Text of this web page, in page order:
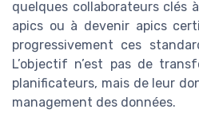
quelques collaborateurs clés
apics ou à devenir apics
progressivement ces
L’objectif n’est pas de
planificateurs, mais de leur
management des données.